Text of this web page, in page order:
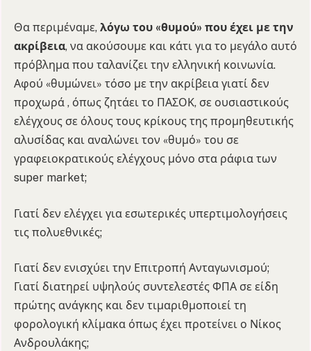
Θα περιμέναμε, λόγω του «θυμού» που έχει με την
ακρίβεια, να ακούσουμε και κάτι για το μεγάλο αυτό
πρόβλημα που ταλανίζει την ελληνική κοινωνία.
Αφού «θυμώνει» τόσο με την ακρίβεια γιατί δεν
προχωρά , όπως ζητάει το ΠΑΣΟΚ, σε ουσιαστικούς
ελέγχους σε όλους τους κρίκους της προμηθευτικής
αλυσίδας και αναλώνει τον «θυμό» του σε
γραφειοκρατικούς ελέγχους μόνο στα ράφια των
super market;
Γιατί δεν ελέγχει για εσωτερικές υπερτιμολογήσεις
τις πολυεθνικές;
Γιατί δεν ενισχύει την Επιτροπή Ανταγωνισμού;
Γιατί διατηρεί υψηλούς συντελεστές ΦΠΑ σε είδη
πρώτης ανάγκης και δεν τιμαριθμοποιεί τη
φορολογική κλίμακα όπως έχει προτείνει ο Νίκος
Ανδρουλάκης;